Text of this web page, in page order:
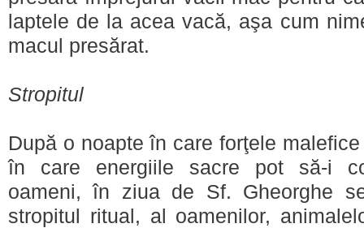
laptele de la acea vacă, aşa cum
macul presărat.
Stropitul
După o noapte în care forţele
în care energiile sacre pot să-i
oameni, în ziua de Sf. Gheorghe
stropitul ritual, al oamenilor,